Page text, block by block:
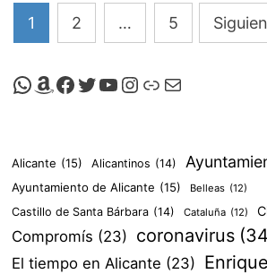
Paginación
de
entradas
1 2 … 5
Canal de Whatsapp de Viscalacant
Comprar en Amazon
Facebook de Viscalacant
Twitter de Viscalacant
Canal de Youtube de Viscalacant
Instagram de Viscalacant
Viscalacant en Polkaverse
Correo electrónico
Alicante (15) Alicantinos (14)
Ayuntamiento de Alicante (15) Belleas (12)
Castillo de Santa Bárbara (14) Cataluña (12)
Compromís (23) coronavirus
El tiempo en Alicante (23)